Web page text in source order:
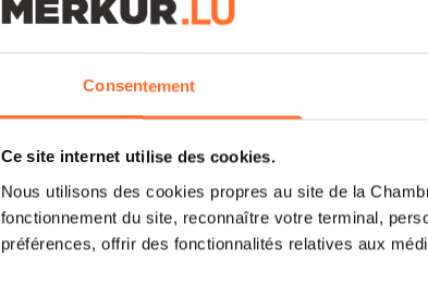
Consentement
Ce site internet utilise des cookies.
Nous utilisons des cookies propres au site de la
fonctionnement du site, reconnaître votre terminal,
préférences, offrir des fonctionnalités relatives aux
audacieux qui a su faire évoluer sa
Bourscheid.
Les autres lauréats de cette année
Perle Noire,Bar de l’Année;
First Floor,H!P of the Year;